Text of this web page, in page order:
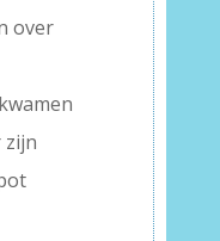
over
zijn